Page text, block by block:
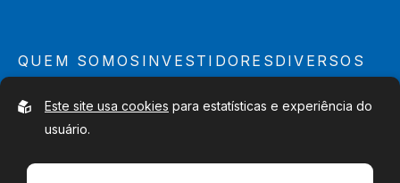
QUEM SOMOS INVESTIDORES DIVERSOS
Este site usa cookies para estatísticas e experiência do
usuário.